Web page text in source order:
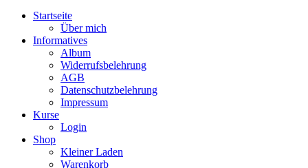
Startseite
Über mich
Informatives
Album
Widerrufsbelehrung
AGB
Datenschutzbelehrung
Impressum
Kurse
Login
Shop
Kleiner Laden
Warenkorb